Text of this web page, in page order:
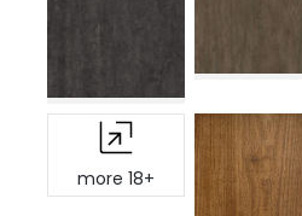
+18 more